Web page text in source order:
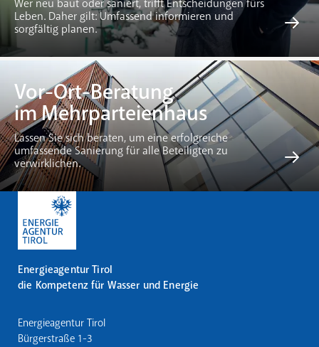
Wer neu baut oder saniert, trifft Entscheidungen fürs
Leben. Daher gilt: Umfassend informieren und
sorgfältig planen.
Vor-Ort-Beratung
im Mehrparteienhaus
Lassen Sie sich beraten, um eine erfolgreiche
umfassende Sanierung für alle Beteiligten zu
verwirklichen.
Energieagentur Tirol
die Kompetenz für Wasser und Energie
Energieagentur Tirol
Bürgerstraße 1-3